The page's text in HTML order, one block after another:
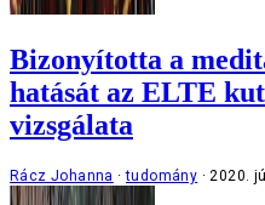
Bizonyította a
hatását az ELTE
vizsgálata
Rácz Johanna tudomány 2020.